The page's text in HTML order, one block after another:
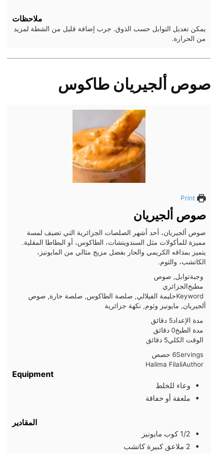
ملاحظات
يمكن تعديل التوابل حسب الذوق. جرب إضافة قليل من الشطة لمزيد
من الحرارة.
صوص ألجيريان طاكوس
Print
صوص ألجيريان
صوص ألجيريان، أحد أشهر الصلصات الجزائرية التي تضيف لمسة
مميزة للمأكولات مثل السندويتشات، الطاكوس، أو البطاطا المقلية.
يتميز بمذاقه الكريمي والحار بفضل مزيج مثالي من المايونيز،
الكاتشب، والثوم.
وجبةتوابل, صوص
مطبخالجزائري
Keywordحليمة الفيلالي, صلصة الطاكوس, صلصة حارة, صوص
ألجيريان, مايونيز وثوم, نكهة جزائرية
مدة الإعداد5 دقائق
دقائق
مدة الطبخ0دقائق
دقائق
الوقت الكلي5 دقائق
دقائق
Servings
6 حصص
Author
Halima Filali
Equipment
وعاء للخلط
ملعقة أو خفاقة
المقادير
1/2 كوب مايونيز
2 ملاعق كبيرة كاتشب